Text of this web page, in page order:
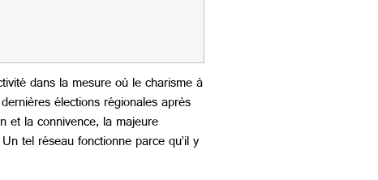
dans la mesure où le charisme à
élections régionales après
et la connivence, la majeure
tel réseau fonctionne parce qu’il y